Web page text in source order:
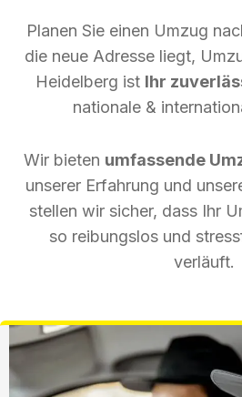
Planen Sie einen Umzug
die neue Adresse liegt,
Heidelberg ist Ihr
nationale &
Wir bieten umfassende
unserer Erfahrung und
stellen wir sicher, dass Ihr
so reibungslos und
verläuft.